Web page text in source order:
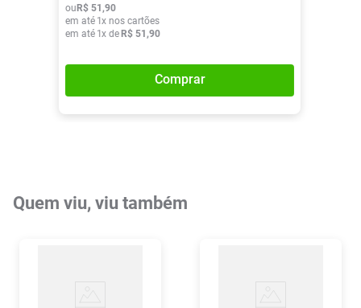
ou R$ 51,90
em até 1x nos cartões
em até 1x de R$ 51,90
Comprar
Quem viu, viu também